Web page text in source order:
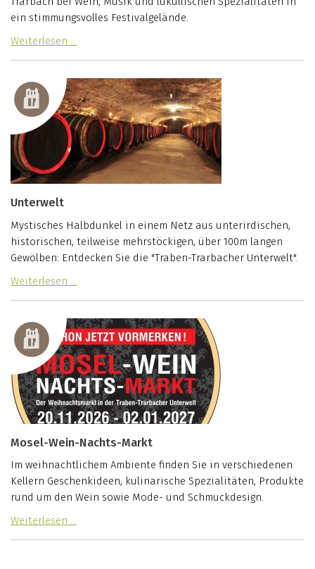
ein stimmungsvolles Festivalgelände.
Weiterlesen …
Unterwelt
Mystisches Halbdunkel in einem Netz aus unterirdischen,
historischen, teilweise mehrstöckigen, über 100m langen
Gewölben: Entdecken Sie die "Traben-Trarbacher Unterwelt".
Weiterlesen …
Mosel-Wein-Nachts-Markt
Im weihnachtlichem Ambiente finden Sie in verschiedenen
Kellern Geschenkideen, kulinarische Spezialitäten, Produkte
rund um den Wein sowie Mode- und Schmuckdesign.
Weiterlesen …